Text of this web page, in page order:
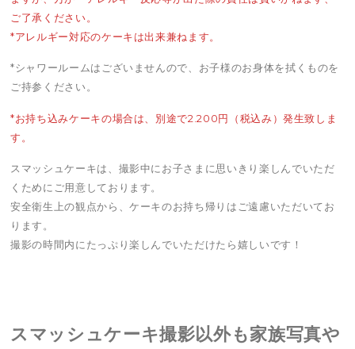
ご了承ください。
*アレルギー対応のケーキは出来兼ねます。
*シャワールームはございませんので、お子様のお身体を拭くものを
ご持参ください。
*お持ち込みケーキの場合は、別途で2.200円（税込み）発生致しま
す。
スマッシュケーキは、撮影中にお子さまに思いきり楽しんでいただ
くためにご用意しております。
安全衛生上の観点から、ケーキのお持ち帰りはご遠慮いただいてお
ります。
撮影の時間内にたっぷり楽しんでいただけたら嬉しいです！
スマッシュケーキ撮影以外も家族写真や